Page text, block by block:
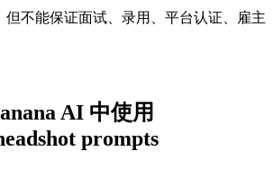
但不能保证面试、录用、平台认证、雇主
AI 中使用
prompts